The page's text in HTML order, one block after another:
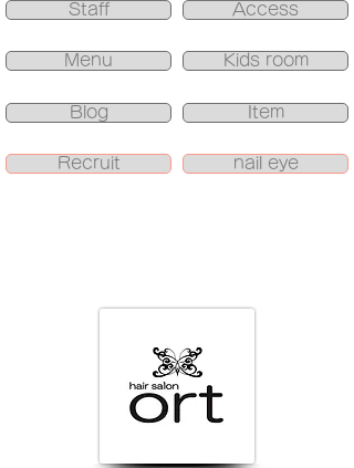
Staff
Menu
Blog
Recruit
Access
Kids room
Item
nail eye